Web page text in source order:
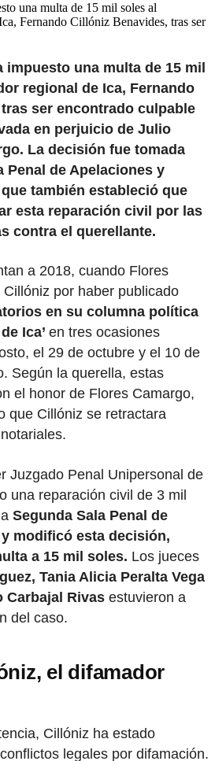
una multa de 15 mil soles al
Fernando Cillóniz Benavides, tras ser
impuesto una multa de 15 mil
regional de Ica, Fernando
ser encontrado culpable
en perjuicio de Julio
La decisión fue tomada
Penal de Apelaciones y
también estableció que
esta reparación civil por las
contra el querellante.
a 2018, cuando Flores
por haber publicado
en su columna política
Ica’ en tres ocasiones
el 29 de octubre y el 10 de
Según la querella, estas
el honor de Flores Camargo,
que Cillóniz se retractara
Juzgado Penal Unipersonal de
una reparación civil de 3 mil
Segunda Sala Penal de
modificó esta decisión,
a 15 mil soles. Los jueces
Tania Alicia Peralta Vega
Carbajal Rivas estuvieron a
del caso.
el difamador
Cillóniz ha estado
legales por difamación.